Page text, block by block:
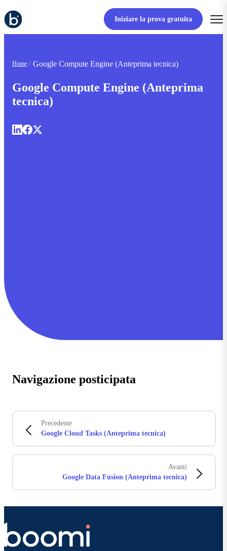
Iniziare la prova gratuita
Home Google Compute Engine (Anteprima tecnica)
Google Compute Engine (Anteprima
tecnica)
Navigazione posticipata
Precedente
Google Cloud Tasks (Anteprima tecnica)
Avanti
Google Data Fusion (Anteprima tecnica)